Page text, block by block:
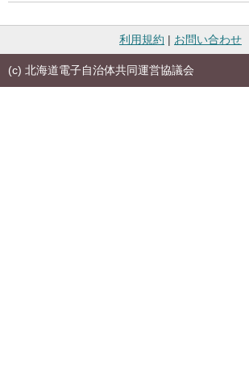
利用規約 | お問い合わせ
(c) 北海道電子自治体共同運営協議会